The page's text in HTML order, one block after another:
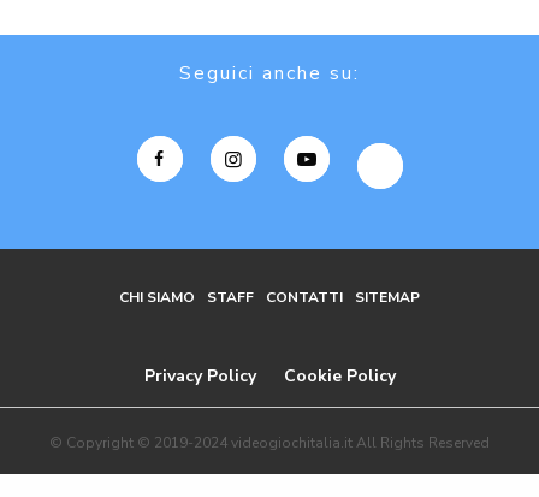
Seguici anche su:
CHI SIAMO STAFF CONTATTI SITEMAP
Privacy Policy Cookie Policy
© Copyright © 2019-2024 videogiochitalia.it All Rights Reserved